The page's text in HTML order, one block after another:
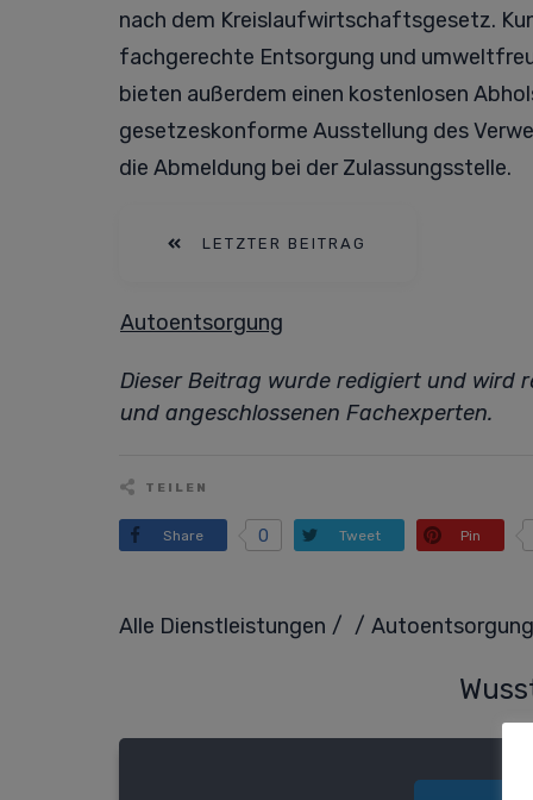
nach dem Kreislaufwirtschaftsgesetz.
fachgerechte Entsorgung und
bieten außerdem einen kostenlosen
gesetzeskonforme Ausstellung des
die Abmeldung bei der Zulassungsstelle.
LETZTER BEITRAG
Autoentsorgung
Dieser Beitrag wurde redigiert und wird
und angeschlossenen Fachexperten.
TEILEN
Share 0 Tweet Pin
Alle Dienstleistungen / / Autoentsorgung